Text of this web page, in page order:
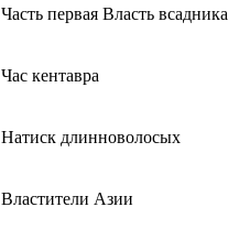
Часть первая Власть всадника
Час кентавра
Натиск длинноволосых
Властители Азии